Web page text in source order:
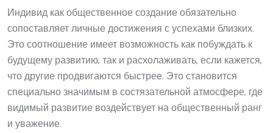
Индивид как общественное создание обязательно
сопоставляет личные достижения с успехами близких.
Это соотношение имеет возможность как побуждать к
будущему развитию, так и расхолаживать, если кажется,
что другие продвигаются быстрее. Это становится
специально значимым в состязательной атмосфере, где
видимый развитие воздействует на общественный ранг
и уважение.